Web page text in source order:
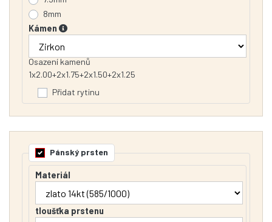
8mm
Kámen
Osazení kamenů
1x2.00+2x1.75+2x1.50+2x1.25
Přidat rytinu
Pánský prsten
Materiál
tloušťka prstenu